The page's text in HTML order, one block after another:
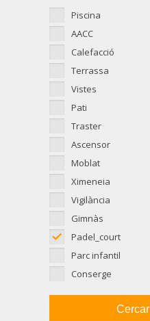
Piscina
AACC
Calefacció
Terrassa
Vistes
Pati
Traster
Ascensor
Moblat
Ximeneia
Vigilància
Gimnàs
Padel_court
Parc infantil
Conserge
Cercar